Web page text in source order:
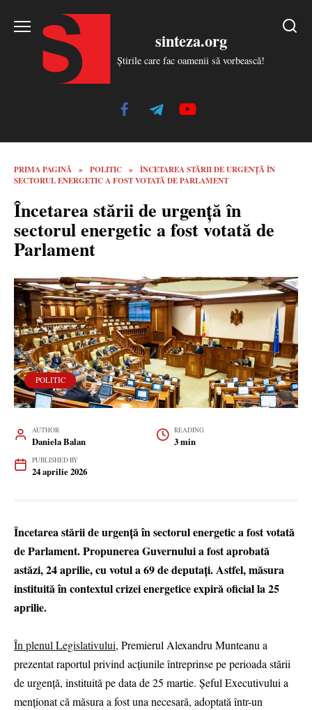
sinteza.org
Știrile care fac oamenii să vorbească!
PRIMA PAGINĂ » POLITIC »
ÎNCETAREA STĂRII DE URGENȚĂ ÎN
SECTORUL ENERGETIC A FOST VOTATĂ DE PARLAMENT
Încetarea stării de urgență în
sectorul energetic a fost votată de
Parlament
POLITIC
AUTHOR
Daniela Balan
READING
3 min
PUBLISHED BY
24 aprilie 2026
Încetarea stării de urgență în sectorul energetic a fost votată
de Parlament. Propunerea Guvernului a fost aprobată
astăzi, 24 aprilie, cu votul a 69 de deputați. Astfel, măsura
instituită în contextul crizei energetice expiră oficial la 25
aprilie.
În plenul Legislativului, Premierul Alexandru Munteanu a
prezentat raportul privind acțiunile întreprinse pe perioada stării
de urgență, instituită pe data de 25 martie. Șeful Executivului a
menționat că măsura a fost una necesară, adoptată într-un